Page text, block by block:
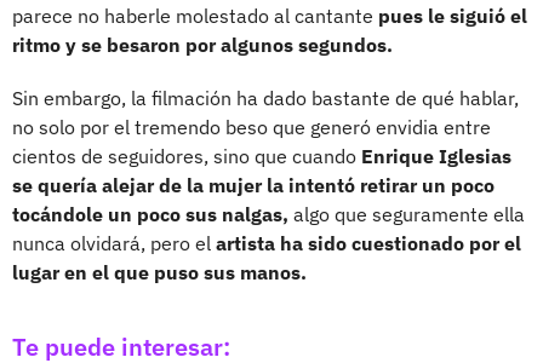
parece no haberle molestado al cantante pues le siguió el
ritmo y se besaron por algunos segundos.
Sin embargo, la filmación ha dado bastante de qué hablar,
no solo por el tremendo beso que generó envidia entre
cientos de seguidores, sino que cuando Enrique Iglesias
se quería alejar de la mujer la intentó retirar un poco
tocándole un poco sus nalgas, algo que seguramente ella
nunca olvidará, pero el artista ha sido cuestionado por el
lugar en el que puso sus manos.
Te puede interesar: